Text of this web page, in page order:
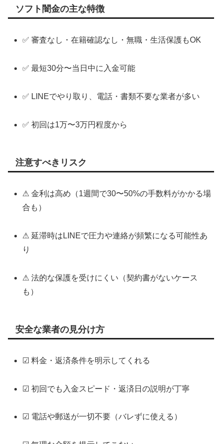
ソフト闇金の主な特徴
✅ 審査なし・在籍確認なし・無職・生活保護もOK
✅ 最短30分〜当日中に入金可能
✅ LINEでやり取り、電話・書類不要な業者が多い
✅ 初回は1万〜3万円程度から
注意すべきリスク
⚠ 金利は高め（1週間で30〜50%の手数料がかかる場
合も）
⚠ 延滞時はLINEで圧力や連絡が頻繁になる可能性あ
り
⚠ 法的な保護を受けにくい（契約書がないケース
も）
安全な業者の見分け方
☑ 料金・返済条件を明示してくれる
☑ 初回でも入金スピード・返済日の説明が丁寧
☑ 電話や郵送が一切不要（バレずに使える）